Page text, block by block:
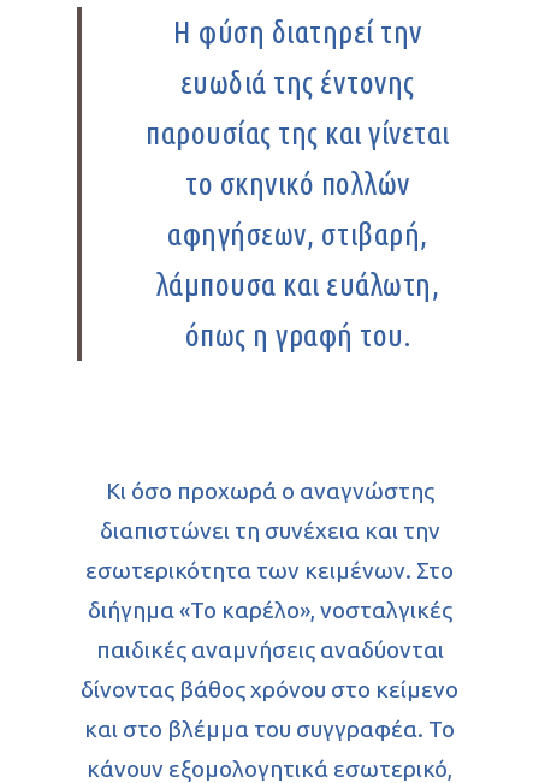
Η φύση διατηρεί την
ευωδιά της έντονης
παρουσίας της και γίνεται
το σκηνικό πολλών
αφηγήσεων, στιβαρή,
λάμπουσα και ευάλωτη,
όπως η γραφή του.
Κι όσο προχωρά ο αναγνώστης
διαπιστώνει τη συνέχεια και την
εσωτερικότητα των κειμένων. Στο
διήγημα «Το καρέλο», νοσταλγικές
παιδικές αναμνήσεις αναδύονται
δίνοντας βάθος χρόνου στο κείμενο
και στο βλέμμα του συγγραφέα. Το
κάνουν εξομολογητικά εσωτερικό,